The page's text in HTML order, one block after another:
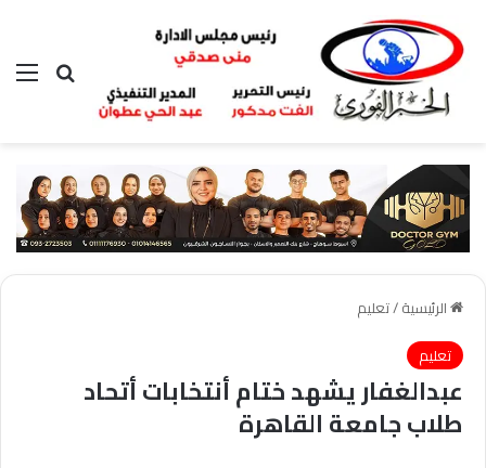
بحث عن
الرئيسية/تعليم
تعليم
عبدالغفار يشهد ختام أنتخابات أتحاد
طلاب جامعة القاهرة